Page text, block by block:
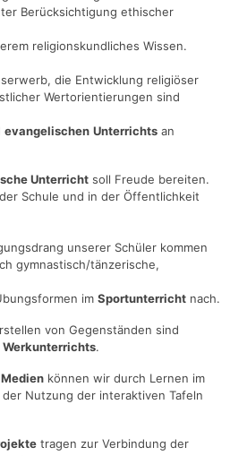
Berücksichtigung ethischer
religionskundliches Wissen.
die Entwicklung religiöser
Wertorientierungen sind
evangelischen Unterrichts an
Unterricht soll Freude bereiten.
Schule und in der Öffentlichkeit
unserer Schüler kommen
gymnastisch/tänzerische,
im Sportunterricht nach.
von Gegenständen sind
Werkunterrichts.
können wir durch Lernen im
Nutzung der interaktiven Tafeln
tragen zur Verbindung der